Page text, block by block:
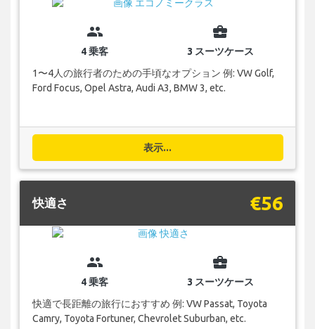
group
4 乗客
business_center
3 スーツケース
1〜4人の旅行者のための手頃なオプション 例: VW Golf,
Ford Focus, Opel Astra, Audi A3, BMW 3, etc.
表示...
快適さ €56
group
4 乗客
business_center
3 スーツケース
快適で長距離の旅行におすすめ 例: VW Passat, Toyota
Camry, Toyota Fortuner, Chevrolet Suburban, etc.